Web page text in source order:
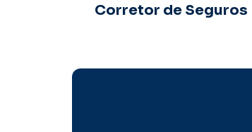
Corretor de Seguros